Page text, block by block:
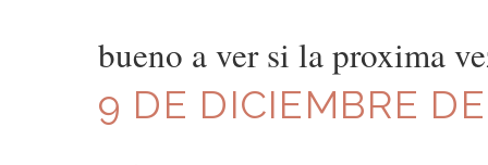
bueno a ver si la proxima
9 DE DICIEMBRE